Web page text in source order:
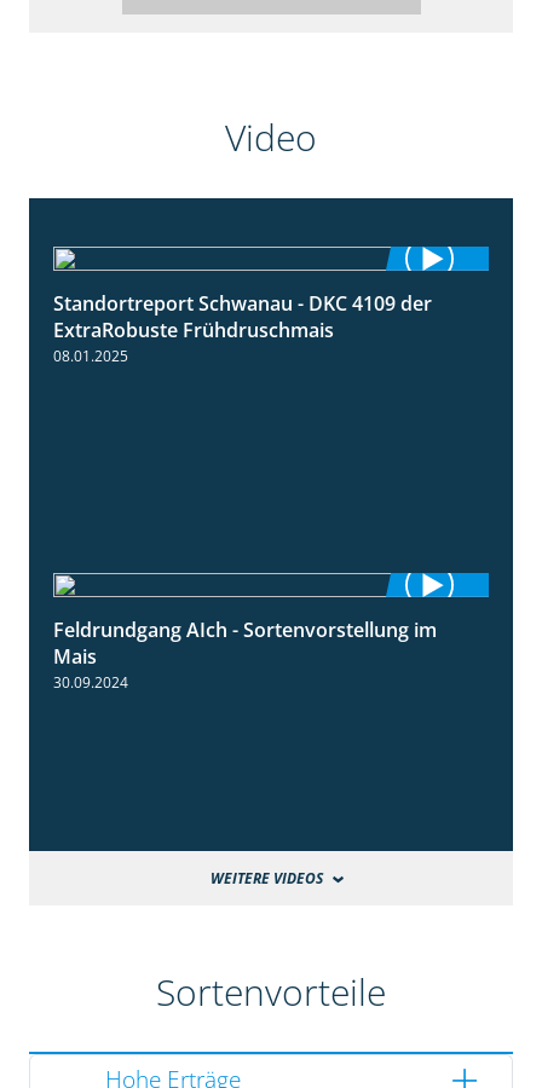
Video
0:46
Standortreport Schwanau - DKC 4109 der
ExtraRobuste Frühdruschmais
08.01.2025
11:24
Feldrundgang AIch - Sortenvorstellung im
Mais
30.09.2024
WEITERE VIDEOS
Sortenvorteile
Hohe Erträge